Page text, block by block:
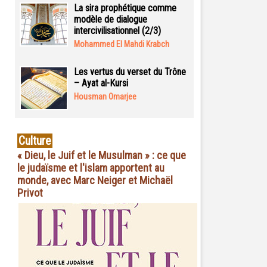
La sira prophétique comme
modèle de dialogue
intercivilisationnel (2/3)
Mohammed El Mahdi Krabch
Les vertus du verset du Trône
– Ayat al-Kursi
Housman Omarjee
Culture
« Dieu, le Juif et le Musulman » : ce que
le judaïsme et l'islam apportent au
monde, avec Marc Neiger et Michaël
Privot